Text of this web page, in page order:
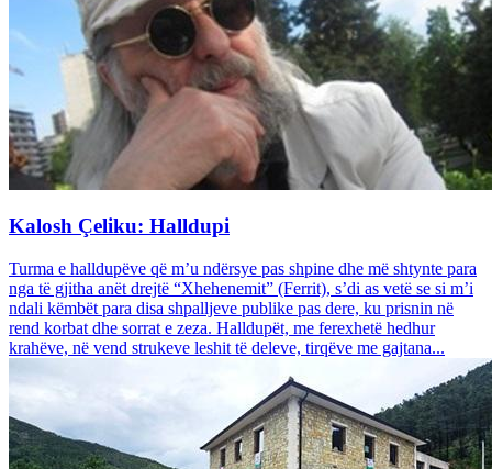
Kalosh Çeliku: Halldupi
Turma e halldupëve që m’u ndërsye pas shpine dhe më shtynte para
nga të gjitha anët drejtë “Xhehenemit” (Ferrit), s’di as vetë se si m’i
ndali këmbët para disa shpalljeve publike pas dere, ku prisnin në
rend korbat dhe sorrat e zeza. Halldupët, me ferexhetë hedhur
krahëve, në vend strukeve leshit të deleve, tirqëve me gajtana...